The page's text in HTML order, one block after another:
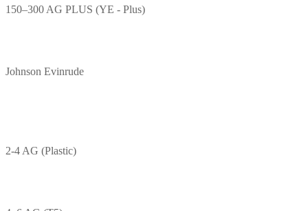
150–300 AG PLUS (YE - Plus)
Johnson Evinrude
2-4 AG (Plastic)